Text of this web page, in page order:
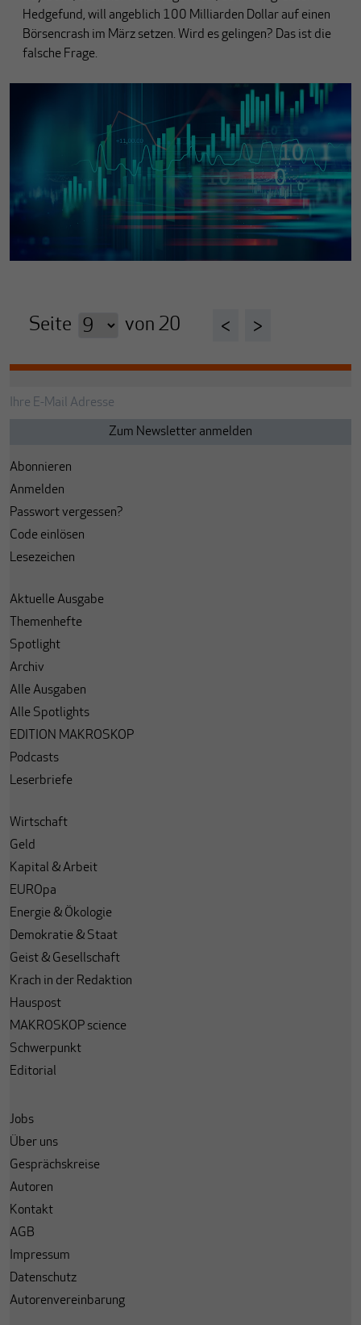
Hedgefund, will angeblich 100 Milliarden Dollar auf einen
Börsencrash im März setzen. Wird es gelingen? Das ist die
falsche Frage.
Seite von 20 < >
Abonnieren
Anmelden
Passwort vergessen?
Code einlösen
Lesezeichen
Aktuelle Ausgabe
Themenhefte
Spotlight
Archiv
Alle Ausgaben
Alle Spotlights
EDITION MAKROSKOP
Podcasts
Leserbriefe
Wirtschaft
Geld
Kapital & Arbeit
EUROpa
Energie & Ökologie
Demokratie & Staat
Geist & Gesellschaft
Krach in der Redaktion
Hauspost
MAKROSKOP science
Schwerpunkt
Editorial
Jobs
Über uns
Gesprächskreise
Autoren
Kontakt
AGB
Impressum
Datenschutz
Autorenvereinbarung